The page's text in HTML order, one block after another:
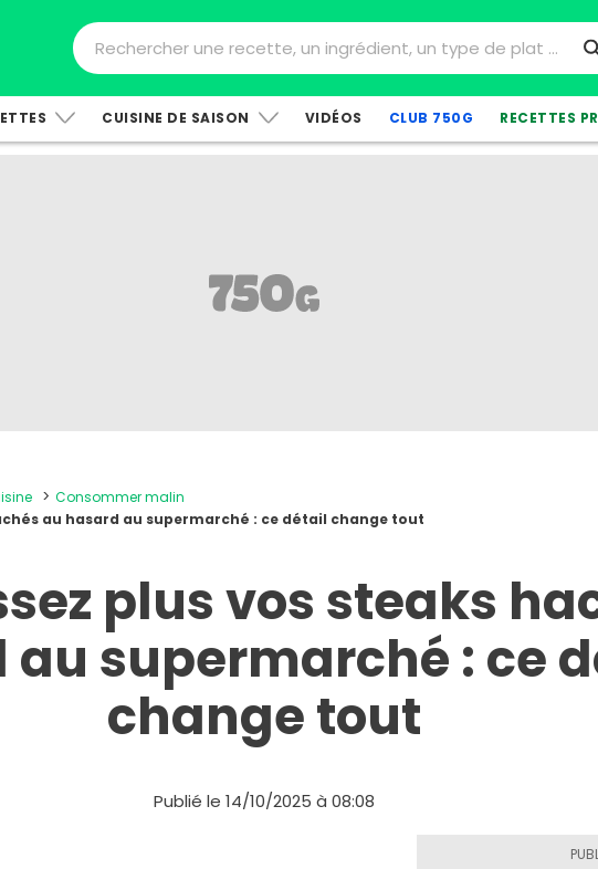
CUISINE DE SAISON VIDÉOS CLUB 750G RECETTES
Consommer malin
au hasard au supermarché : ce détail change tout
plus vos steaks
au supermarché : ce
change tout
Publié le 14/10/2025 à 08:08